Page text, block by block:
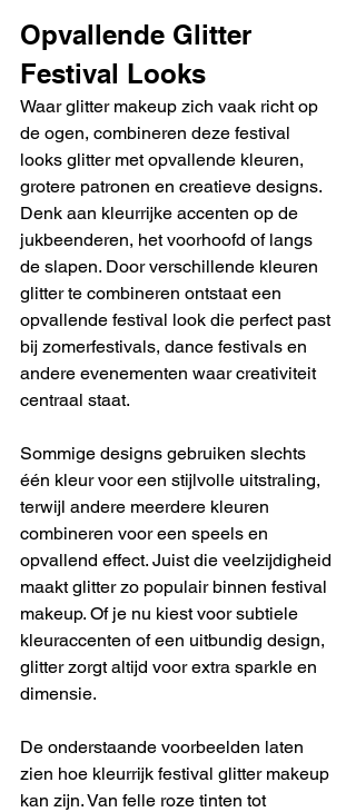
Opvallende Glitter
Festival Looks
Waar glitter makeup zich vaak richt op
de ogen, combineren deze festival
looks glitter met opvallende kleuren,
grotere patronen en creatieve designs.
Denk aan kleurrijke accenten op de
jukbeenderen, het voorhoofd of langs
de slapen. Door verschillende kleuren
glitter te combineren ontstaat een
opvallende festival look die perfect past
bij zomerfestivals, dance festivals en
andere evenementen waar creativiteit
centraal staat.
Sommige designs gebruiken slechts
één kleur voor een stijlvolle uitstraling,
terwijl andere meerdere kleuren
combineren voor een speels en
opvallend effect. Juist die veelzijdigheid
maakt glitter zo populair binnen festival
makeup. Of je nu kiest voor subtiele
kleuraccenten of een uitbundig design,
glitter zorgt altijd voor extra sparkle en
dimensie.
De onderstaande voorbeelden laten
zien hoe kleurrijk festival glitter makeup
kan zijn. Van felle roze tinten tot